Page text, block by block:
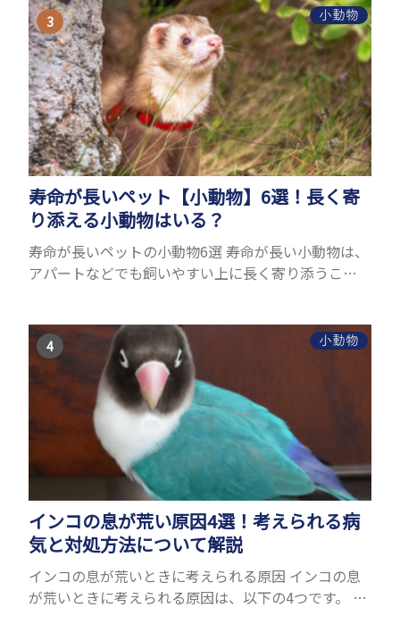
理由はさま...
小動物
寿命が長いペット【小動物】6選！長く寄
り添える小動物はいる？
寿命が長いペットの小動物6選 寿命が長い小動物は、
アパートなどでも飼いやすい上に長く寄り添うこと
育のポイ...
小動物
インコの息が荒い原因4選！考えられる病
気と対処方法について解説
インコの息が荒いときに考えられる原因 インコの息
が荒いときに考えられる原因は、以下の4つです。 ●